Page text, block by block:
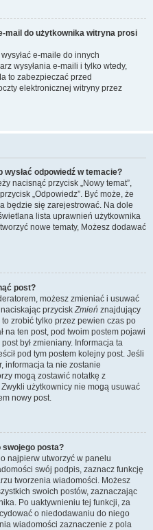
mail do użytkownika witryna prosi
e-maile do innych
wysyłania e-maili i tylko wtedy,
to zabezpieczać przed
elektronicznej witryny przez
odpowiedź w temacie?
nacisnąć przycisk „Nowy temat”,
„Odpowiedz”. Być może, że
będzie się zarejestrować. Na dole
lista uprawnień użytkownika
nowe tematy, Możesz dodawać
post?
możesz zmieniać i usuwać
przyciskZmień znajdujący
zrobić tylko przez pewien czas po
na ten post, pod twoim postem pojawi
był zmieniany. Informacja ta
pod tym postem kolejny post. Jeśli
informacja ta nie zostanie
mogą zostawić notatkę z
użytkownicy nie mogą usuwać
nowy post.
swojego posta?
najpierw utworzyć w panelu
swój podpis, zaznacz funkcję
tworzenia wiadomości. Możesz
swoich postów, zaznaczając
Po uaktywnieniu tej funkcji, za
o niedodawaniu do niego
wiadomości zaznaczenie z pola